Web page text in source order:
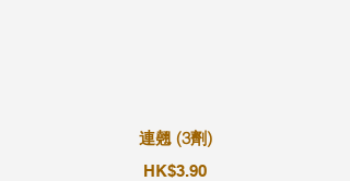
連翹 (3劑)
HK$3.90